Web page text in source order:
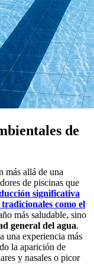
de
más allá de una
de piscinas que
significativa
como el
más saludable, sino
general del agua.
una experiencia más
la aparición de
y nasales o picor